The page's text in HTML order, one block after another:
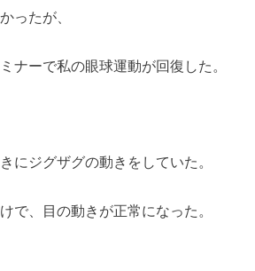
ったが、
ナーで私の眼球運動が回復した。
にジグザグの動きをしていた。
で、目の動きが正常になった。